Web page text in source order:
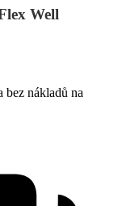
Well
nákladů na